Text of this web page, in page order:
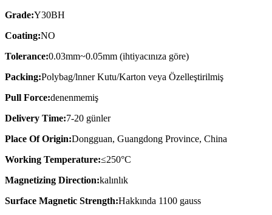
Grade:Y30BH
Coating:NO
Tolerance:0.03mm~0.05mm (ihtiyacınıza göre)
Packing:Polybag/lnner Kutu/Karton veya Özelleştirilmiş
Pull Force:denenmemiş
Delivery Time:7-20 günler
Place Of Origin:Dongguan, Guangdong Province, China
Working Temperature:≤250°C
Magnetizing Direction:kalınlık
Surface Magnetic Strength:Hakkında 1100 gauss